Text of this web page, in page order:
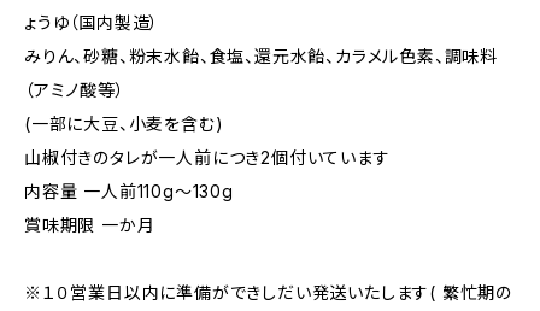
ょうゆ（国内製造）
みりん、砂糖、粉末水飴、食塩、還元水飴、カラメル色素、調味料
（アミノ酸等）
(一部に大豆、小麦を含む)
山椒付きのタレが一人前につき2個付いています
内容量 一人前110g～130g
賞味期限 一か月
※１０営業日以内に準備ができしだい発送いたします( 繁忙期の